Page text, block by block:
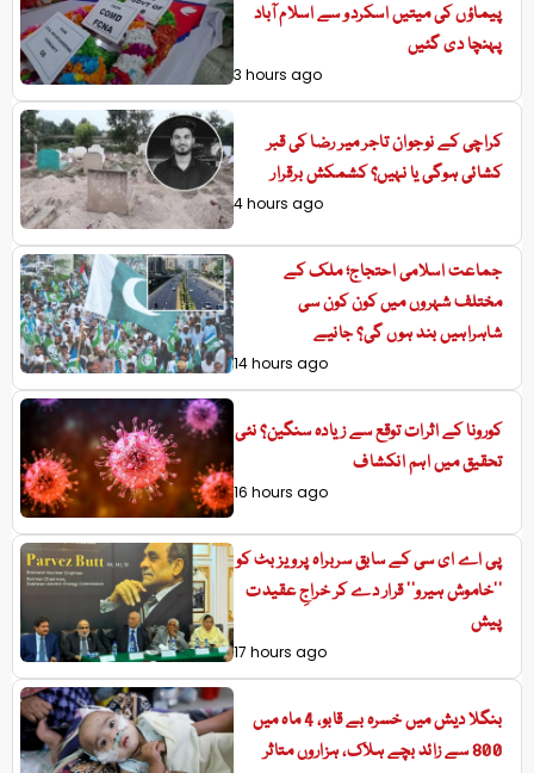
پیماؤں کی میتیں اسکردو سے اسلام آباد
پہنچا دی گئیں
3 hours ago
کراچی کے نوجوان تاجر میر رضا کی قبر
کشائی ہوگی یا نہیں؟ کشمکش برقرار
4 hours ago
جماعت اسلامی احتجاج؛ ملک کے
مختلف شہروں میں کون کون سی
شاہراہیں بند ہوں گی؟ جانیے
14 hours ago
کورونا کے اثرات توقع سے زیادہ سنگین؟ نئی
تحقیق میں اہم انکشاف
16 hours ago
پی اے ای سی کے سابق سربراہ پرویز بٹ کو
’’خاموش ہیرو‘‘ قرار دے کر خراجِ عقیدت
پیش
17 hours ago
بنگلا دیش میں خسرہ بے قابو، 4 ماہ میں
800 سے زائد بچے ہلاک، ہزاروں متاثر